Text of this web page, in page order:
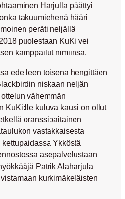
Harjulla päättyi
takuumiehenä hääri
peräti neljällä
puolestaan KuKi vei
kamppailut nimiinsä.
edelleen toisena hengittäen
niskaan neljän
vähemmän
KuKi:lle kuluva kausi on ollut
oranssipaitainen
vastakkaisesta
Ykköstä
asepalvelustaan
Patrik Alaharjula
kurkimäkeläisten